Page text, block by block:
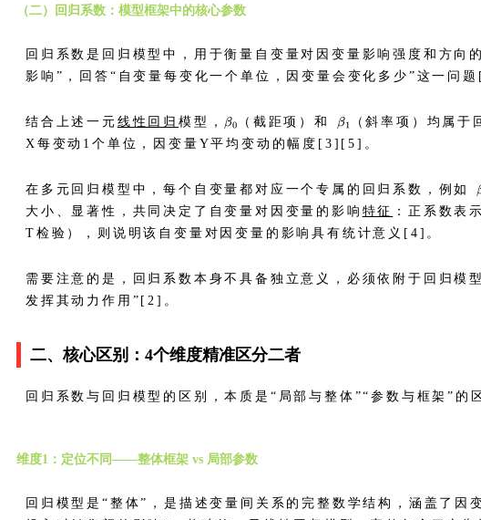
（二）回归系数：模型框架中的核心参数
回归系数是回归模型中，用于衡量自变量对因变量影响强度和方向的
影响”，回答“自变量每变化一个单位，因变量会变化多少”这一问
结合上述一元 线性回归模型， （截距项）和 （斜率项）均属于
X每变动1个单位，因变量Y平均变动的幅度[3][5]。
在多元回归模型中，每个自变量都对应一个专属的回归系数，例如
大小、显著性，共同决定了自变量对因变量的影响 特征
：正系数表
T检验），则说明该自变量对因变量的影响具有统计意义[4]。
需要注意的是，回归系数本身不具备独立意义，必须依附于回归
发挥其动力作用”[2]。
二、核心区别：4个维度精准区分二者
回归系数与回归模型的区别，本质是“局部与整体”“参数与框架”
维度1：定位不同——整体框架 vs 局部参数
回归模型是“整体”，是描述变量间关系的完整数学结构，涵盖了